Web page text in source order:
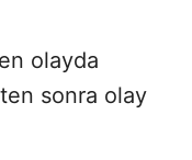
olayda
sonra olay